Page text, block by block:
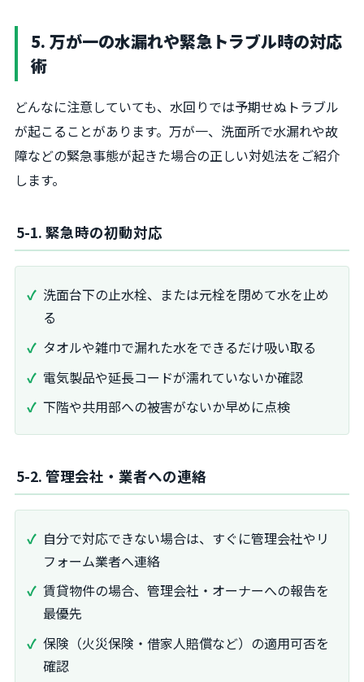
5. 万が一の水漏れや緊急トラブル時の対応
術
どんなに注意していても、水回りでは予期せぬトラブル
が起こることがあります。万が一、洗面所で水漏れや故
障などの緊急事態が起きた場合の正しい対処法をご紹介
します。
5-1. 緊急時の初動対応
洗面台下の止水栓、または元栓を閉めて水を止め
る
タオルや雑巾で漏れた水をできるだけ吸い取る
電気製品や延長コードが濡れていないか確認
下階や共用部への被害がないか早めに点検
5-2. 管理会社・業者への連絡
自分で対応できない場合は、すぐに管理会社やリ
フォーム業者へ連絡
賃貸物件の場合、管理会社・オーナーへの報告を
最優先
保険（火災保険・借家人賠償など）の適用可否を
確認